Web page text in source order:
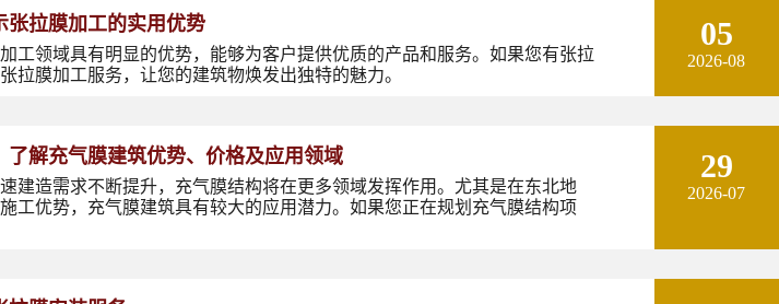
张拉膜加工的实用优势
工领域具有明显的优势，能够为客户提供优质的产品和服务。如果您有张拉
拉膜加工服务，让您的建筑物焕发出独特的魅力。
05
2026-08
解充气膜建筑优势、价格及应用领域
建造需求不断提升，充气膜结构将在更多领域发挥作用。尤其是在东北地
工优势，充气膜建筑具有较大的应用潜力。如果您正在规划充气膜结构项
29
2026-07